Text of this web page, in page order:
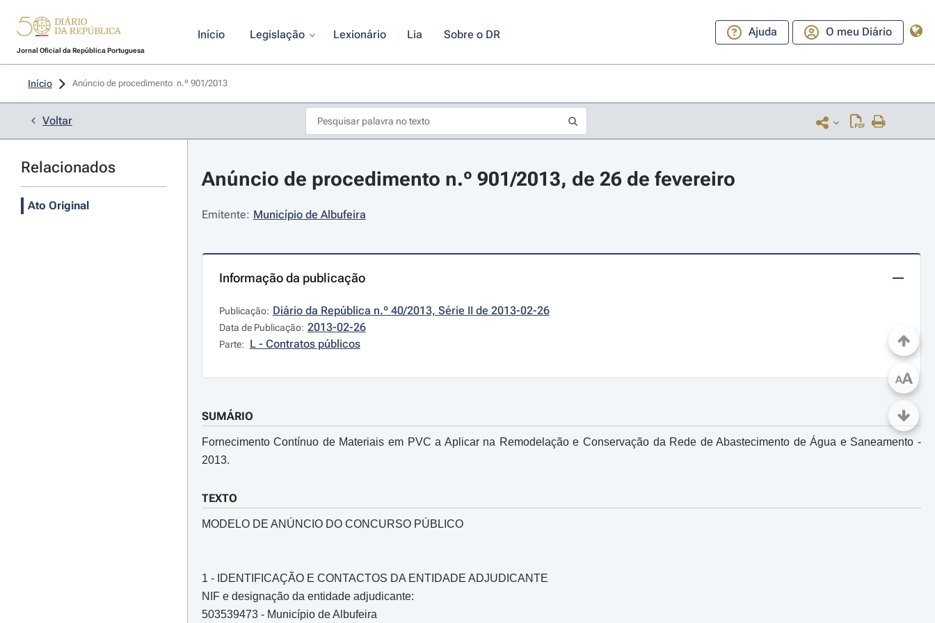
Jornal Oficial da República Portuguesa
Início Legislação Lexionário Lia Sobre o DR Ajuda O meu Diário
Início Anúncio de procedimento  n.º 901/2013
Voltar
Relacionados
Ato Original
Anúncio de procedimento n.º 901/2013, de 26 de fevereiro
Emitente: Município de Albufeira
Informação da publicação
Publicação: Diário da República n.º 40/2013, Série II de 2013-02-26
Data de Publicação: 2013-02-26
Parte: L - Contratos públicos
SUMÁRIO
Fornecimento Contínuo de Materiais em PVC a Aplicar na Remodelação e Conservação da Rede de Abastecimento de Água e Saneamento -
2013.
TEXTO
MODELO DE ANÚNCIO DO CONCURSO PÚBLICO
1 - IDENTIFICAÇÃO E CONTACTOS DA ENTIDADE ADJUDICANTE
NIF e designação da entidade adjudicante:
503539473 - Município de Albufeira
AA